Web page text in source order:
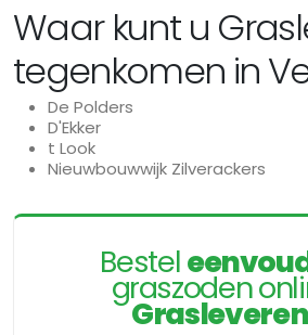
Waar kunt u
tegenkomen in
De Polders
D'Ekker
t Look
Nieuwbouwwijk Zilverackers
Bestel
graszoden